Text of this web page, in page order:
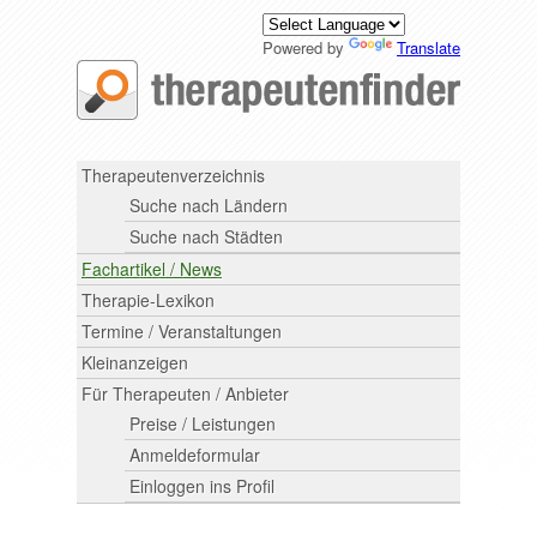
Powered by Translate
Therapeutenverzeichnis
Suche nach Ländern
Suche nach Städten
Fachartikel / News
Therapie-Lexikon
Termine / Veranstaltungen
Kleinanzeigen
Für Therapeuten / Anbieter
Preise / Leistungen
Anmeldeformular
Einloggen ins Profil